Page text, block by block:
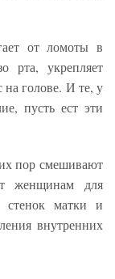
от ломоты в
рта, укрепляет
на голове. И те, у
пусть ест эти
пор смешивают
женщинам для
стенок матки и
внутренних